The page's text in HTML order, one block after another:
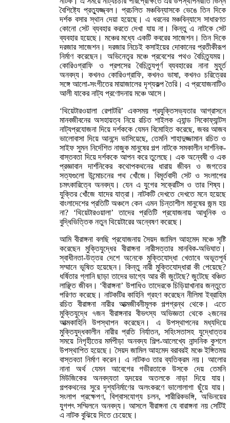
বৈশিষ্ট্যে প্রত্যুজ্জ্বল। প্রচলিত মঞ্চবিন্যাসকে ভেঙে তিন দিকে
দর্শক বসার স্থান দেয়া হয়েছে। এ ধরনের মঞ্চবিন্যাসে সাধারণত
কোনো সেট ব্যবহার করতে দেখা যায় না। কিন্তু এ নাটকে সেট
ব্যবহার হয়েছে। মঞ্চের মধ্যে একটি কবরের সাজেশন। তিন দিকে
দরজার সাজেশন। দরজার নিচেই কসাইয়ের দোকানের প্রতীকীরূপ
নির্মাণ করেছেন। অভিনেতৃর মঞ্চে প্রবেশের পথও বৈচিত্র্যময়।
কোরিওগ্রাফি ও প্রপসের বৈচিত্র্যপূর্ণ ব্যবহারের নানা মুহূর্ত
অনবদ্য। কখনও কোরিওগ্রাফি, কখনও ভাষা, কখনও চরিত্রের
সঙ্গে আলো-সংগীতের মায়াজালের দৃশ্যকল্প তৈরি। এ প্রযোজনাটিও
আলী যাকের নাট্য প্রণোদনায় মঞ্চে আসে।
‘থিয়েটারওয়ালা রেপাটরি’ একসময় প্রযুক্তিসভ্যতার আগ্রাসনে
মানবজীবনের অসহায়ত্ব নিয়ে রচিত শাইলক এ্যান্ড সিকোফ্যান্টস
নাট্যপ্রযোজনা দিয়ে দর্শককে যেমন বিমোহিত করেছে, জবর আজব
ভালোবাসা দিয়ে আনন্দে ভাসিয়েছে, তেমনি শাহাদুজ্জামান রচিত ও
সাইফ সুমন নির্দেশিত নাজুক মানুষের গল্প নাটকে সমকালীন দার্শনিক-
বাস্তবতা দিয়ে দর্শককে আপন করে তুলেছে। এক অন্বেষী ও এক
প্রজ্ঞাবান দার্শনিকের কথোপকথনের ধারায় জীবন ও জগতের
সত্যগুলো উন্মোচনের পথ খোঁজে। বিমূর্তবাদী সেট ও সংলাপের
চমৎকারিত্বে অনবদ্য। যেন এ যুগের সক্রেটিস ও তার শিষ্য।
যুক্তির খোঁজে যাদের যাত্রা। নাটকটি দেখতে দেখতে মনে হয়েছে
বাংলাদেশের প্রতিটি অঞ্চলে কেন এমন চিন্তাশীল মানুষের জন্ম হয়
না? ‘থিয়েটারওয়ালা’ তাদের প্রতিটি প্রযোজনায় আধুনিক ও
বুদ্ধিভিত্তিক নতুন থিয়েটারের অন্বেষণ করেছে।
আমি বীরাঙ্গনা বলছি প্রযোজনায় সৈয়দ জামিল আহমেদ মঞ্চে সৃষ্টি
করেছেন মুক্তিযুদ্ধের বীরাঙ্গনা নারীসত্তার মানবিক-অভিঘাত।
স্বাধীনতা-উত্তর দেশে অনেকে মুক্তিযোদ্ধা খেতাবে অভূতপূর্ব
সম্মানে ভূষিত হয়েছেন। কিন্তু নারী মুক্তিযোদ্ধারা কী পেয়েছে?
ধর্ষিতার গ্লানি ছাড়া তাদের ভাগ্যে আর কী জুটেছে? জুটেছে বঞ্চিত
লাঞ্ছিত জীবন। ‘বীরাঙ্গনা’ উপাধিও তাদেরকে চিড়িয়াখানার জন্তুতে
পরিণত করেছে। নাটকটির কাহিনি গ্রহণ করেছেন নীলিমা ইব্রাহিম
রচিত বীরাঙ্গনা নারীর আত্মজীবনীমূলক গল্পগ্রন্থ থেকে। এতে
মুক্তিযুদ্ধে ৭জন বীরাঙ্গনার বীভৎস্য অভিজ্ঞতা থেকে ২জনের
আত্মকাহিনি উপস্থাপন করেছেন। এ উপস্থাপনের মধ্যদিয়ে
মুক্তিযুদ্ধকালীন নারীর প্রতি নির্যাতন, সহিংসতাসহ যুদ্ধোত্তর
সময়ে নিগৃহীতের মর্মপীড়া অনবদ্য শিল্প-আলেখ্যে নান্দনিক কুশলে
উপস্থাপিত হয়েছে। সৈয়দ জামিল আহমেদ বরাবরই মঞ্চে ইঙ্গিতময়
বাস্তবতা নির্মাণ করেন। এ নাটকও তার ব্যতিক্রম নয়। আলোর
নানা অর্থ যেমন আবেগের গভীরতাকে উসকে দেয় তেমনি
মিউজিকের অনবদ্যতা হৃদয়ের অতলকে নাড়া দিয়ে যায়।
গল্পকথনের সুরে দৃশ্যনির্মাণের অলংকরণে ভালোলাগা ছুঁয়ে যায়।
সংলাপ প্রক্ষেপণ, বিশ্বাসযোগ্য চলন, শারীরিকভঙ্গি, অভিনয়ের
যুগপৎ সম্মিলনে অনবদ্য। আসলে বীরাঙ্গনা যে বারাঙ্গনা নয় সেটিই
এ নাটক বুঝিয়ে দিতে চেয়েছে।